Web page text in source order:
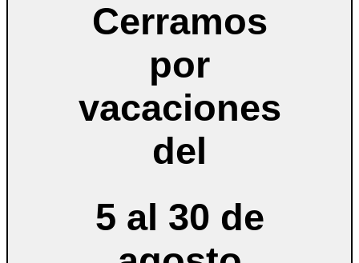
Cerramos
por
vacaciones
del
5 al 30 de